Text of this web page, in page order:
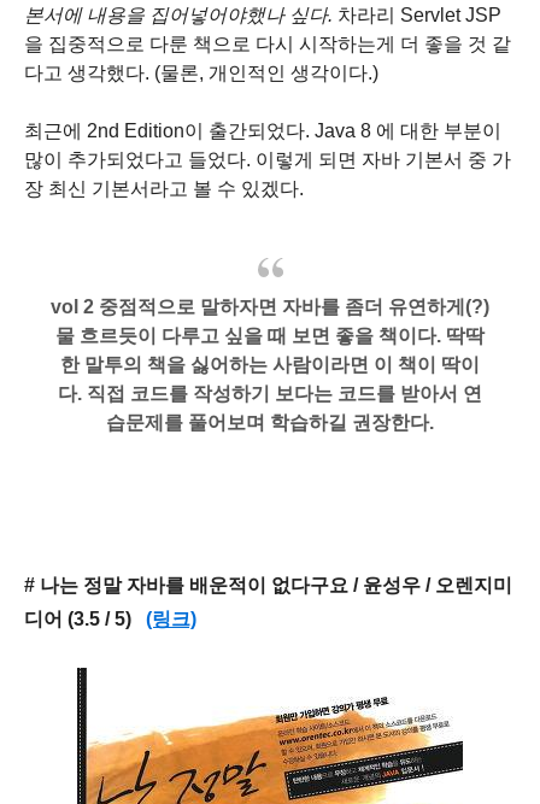
본서에 내용을 집어넣어야했나 싶다. 차라리 Servlet JSP
을 집중적으로 다룬 책으로 다시 시작하는게 더 좋을 것 같
다고 생각했다. (물론, 개인적인 생각이다.)
최근에 2nd Edition이 출간되었다. Java 8 에 대한 부분이
많이 추가되었다고 들었다. 이렇게 되면 자바 기본서 중 가
장 최신 기본서라고 볼 수 있겠다.
vol 2 중점적으로 말하자면 자바를 좀더 유연하게(?)
물 흐르듯이 다루고 싶을 때 보면 좋을 책이다. 딱딱
한 말투의 책을 싫어하는 사람이라면 이 책이 딱이
다. 직접 코드를 작성하기 보다는 코드를 받아서 연
습문제를 풀어보며 학습하길 권장한다.
# 나는 정말 자바를 배운적이 없다구요 / 윤성우 / 오렌지미
디어 (3.5 / 5) (링크)